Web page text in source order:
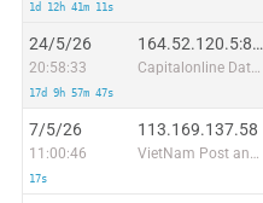
1d 12h 41m 11s
24/5/26
20:58:33
17d 9h 57m 47s
164.52.120.5:8433
Capitalonline Data Service (HK) Co
7/5/26
11:00:46
17s
113.169.137.58
VietNam Post and Telecom Corporation